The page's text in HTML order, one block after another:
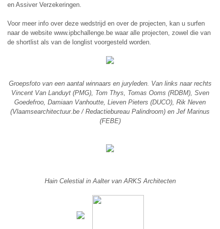
en Assiver Verzekeringen.
Voor meer info over deze wedstrijd en over de projecten, kan u surfen
naar de website www.ipbchallenge.be waar alle projecten, zowel die van
de shortlist als van de longlist voorgesteld worden.
Groepsfoto van een aantal winnaars en juryleden. Van links naar rechts
Vincent Van Landuyt (PMG), Tom Thys, Tomas Ooms (RDBM), Sven
Goedefroo, Damiaan Vanhoutte, Lieven Pieters (DUCO), Rik Neven
(Vlaamsearchitectuur.be / Redactiebureau Palindroom) en Jef Marinus
(FEBE)
Hain Celestial in Aalter van ARKS Architecten